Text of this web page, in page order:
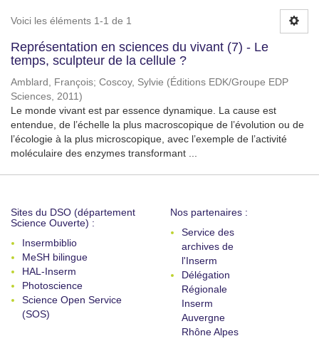
Voici les éléments 1-1 de 1
Représentation en sciences du vivant (7) - Le
temps, sculpteur de la cellule ?
Amblard, François; Coscoy, Sylvie (Éditions EDK/Groupe EDP
Sciences, 2011)
Le monde vivant est par essence dynamique. La cause est
entendue, de l’échelle la plus macroscopique de l’évolution ou de
l’écologie à la plus microscopique, avec l’exemple de l’activité
moléculaire des enzymes transformant ...
Sites du DSO (département
Science Ouverte) :
Insermbiblio
MeSH bilingue
HAL-Inserm
Photoscience
Science Open Service
(SOS)
Nos partenaires :
Service des
archives de
l'Inserm
Délégation
Régionale
Inserm
Auvergne
Rhône Alpes